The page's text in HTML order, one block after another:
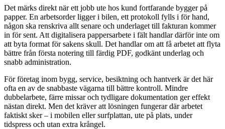
Det märks direkt när ett jobb ute hos kund fortfarande bygger på
papper. En arbetsorder ligger i bilen, ett protokoll fylls i för hand,
någon ska renskriva allt senare och underlaget till fakturan kommer
in för sent. Att digitalisera pappersarbete i fält handlar därför inte om
att byta format för sakens skull. Det handlar om att få arbetet att flyta
bättre från första notering till färdig PDF, godkänt underlag och
snabb administration.
För företag inom bygg, service, besiktning och hantverk är det här
ofta en av de snabbaste vägarna till bättre kontroll. Mindre
dubbelarbete, färre missar och tydligare dokumentation ger effekt
nästan direkt. Men det kräver att lösningen fungerar där arbetet
faktiskt sker – i mobilen eller surfplattan, ute på plats, under
tidspress och utan extra krångel.